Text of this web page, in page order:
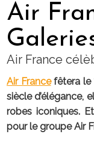
Air
Air France
Air Francefêtera le
siècle d’élégance,
robes iconiques.
pour le groupe Air